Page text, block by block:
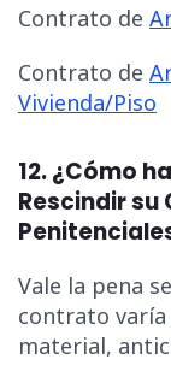
Contrato de
Contrato de
Vivienda/Piso
12. ¿Cómo
Rescindir
Vale la pena
contrato varía
material,